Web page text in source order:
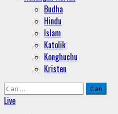
Budha
Hindu
Islam
Katolik
Konghuchu
Kristen
Cari
untuk:
Live